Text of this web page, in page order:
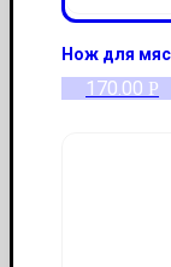
Нож для
170.00 Р